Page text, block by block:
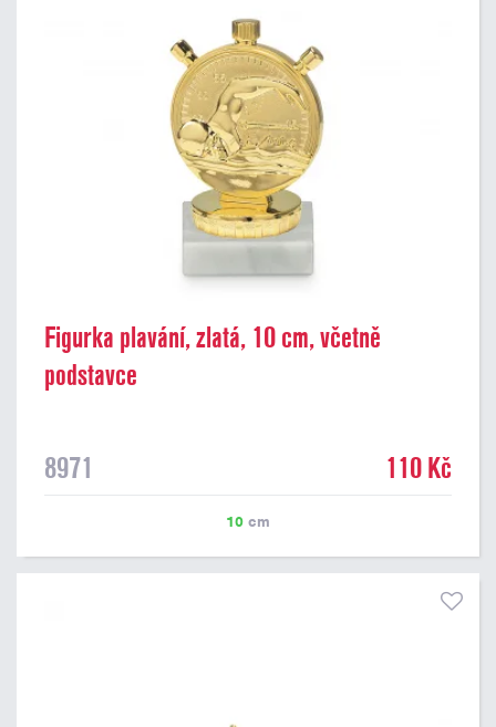
Figurka plavání, zlatá, 10 cm, včetně
podstavce
8971 110 Kč
10 cm